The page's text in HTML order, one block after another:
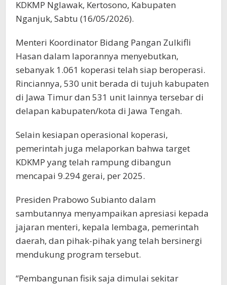
KDKMP Nglawak, Kertosono, Kabupaten
Nganjuk, Sabtu (16/05/2026).
Menteri Koordinator Bidang Pangan Zulkifli
Hasan dalam laporannya menyebutkan,
sebanyak 1.061 koperasi telah siap beroperasi.
Rinciannya, 530 unit berada di tujuh kabupaten
di Jawa Timur dan 531 unit lainnya tersebar di
delapan kabupaten/kota di Jawa Tengah.
Selain kesiapan operasional koperasi,
pemerintah juga melaporkan bahwa target
KDKMP yang telah rampung dibangun
mencapai 9.294 gerai, per 2025.
Presiden Prabowo Subianto dalam
sambutannya menyampaikan apresiasi kepada
jajaran menteri, kepala lembaga, pemerintah
daerah, dan pihak-pihak yang telah bersinergi
mendukung program tersebut.
“Pembangunan fisik saja dimulai sekitar